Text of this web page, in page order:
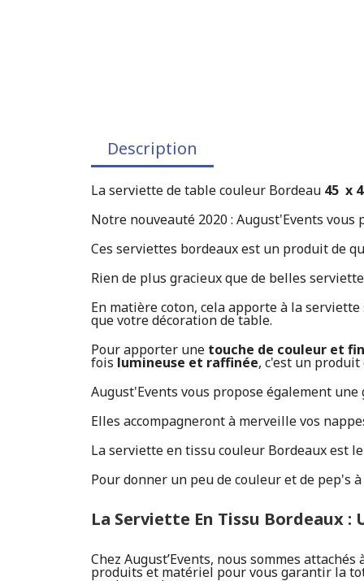
Description
La serviette de table couleur Bordeau 45 x
Notre nouveauté 2020 : August'Events
Ces serviettes bordeaux est un produit de
Rien de plus gracieux que de belles
En matière coton, cela apporte à la
que votre décoration de table.
Pour apporter une touche de couleur et
fois lumineuse et raffinée, c'est un
August'Events vous propose également
Elles accompagneront à merveille vos
La serviette en tissu couleur Bordeaux est
Pour donner un peu de couleur et de pep's
La Serviette En Tissu Bordeaux
Chez August’Events, nous sommes
produits et matériel pour vous garantir la